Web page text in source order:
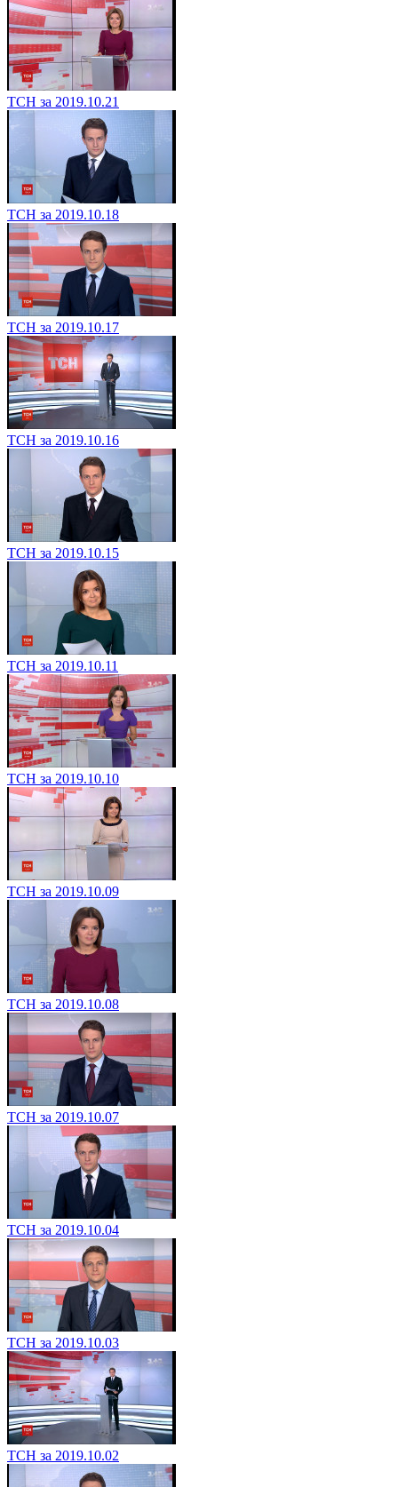
ТСН за 2019.10.21
ТСН за 2019.10.18
ТСН за 2019.10.17
ТСН за 2019.10.16
ТСН за 2019.10.15
ТСН за 2019.10.11
ТСН за 2019.10.10
ТСН за 2019.10.09
ТСН за 2019.10.08
ТСН за 2019.10.07
ТСН за 2019.10.04
ТСН за 2019.10.03
ТСН за 2019.10.02